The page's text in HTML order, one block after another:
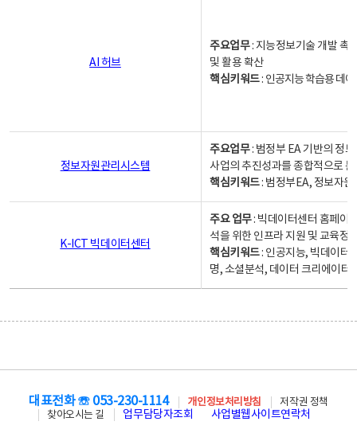
AI 허브
주요업무: 지능정보기술 개발 촉
및 활용 확산
핵심키워드: 인공지능 학습용 데
정보자원관리시스템
주요업무: 범정부 EA 기반의 정
사업의 추진성과를 종합적으로
핵심키워드: 범정부EA, 정보자
K-ICT 빅데이터센터
주요 업무: 빅데이터센터 홈페이
석을 위한 인프라 지원 및 교육정
핵심키워드: 인공지능, 빅데이터,
명, 소셜분석, 데이터 크리에이터
대표전화 ☏ 053-230-1114 개인정보처리방침
저작권 정책
찾아오시는 길
업무담당자조회 사업별웹사이트연락처